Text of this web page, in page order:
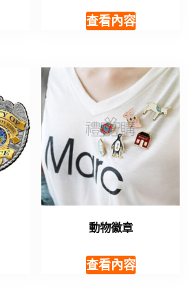
查看內容
動物徽章
查看內容